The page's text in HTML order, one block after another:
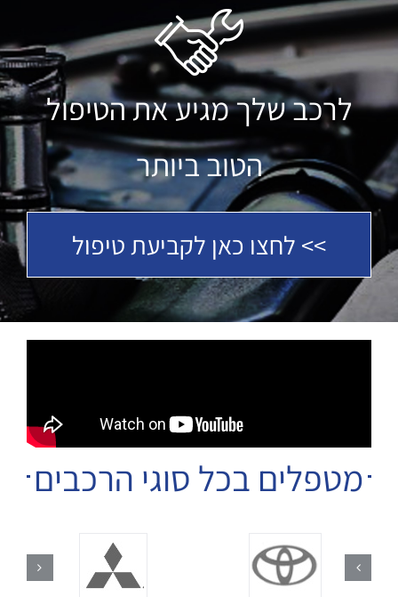
לרכב שלך מגיע את הטיפול
הטוב ביותר
>> לחצו כאן לקביעת טיפול
מטפלים בכל סוגי הרכבים